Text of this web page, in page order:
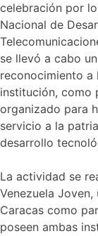
celebración por
Nacional de
se llevó a cabo
reconocimiento a
institución, como
organizado para
servicio a la
desarrollo
La actividad se
Venezuela
Caracas como
poseen ambas